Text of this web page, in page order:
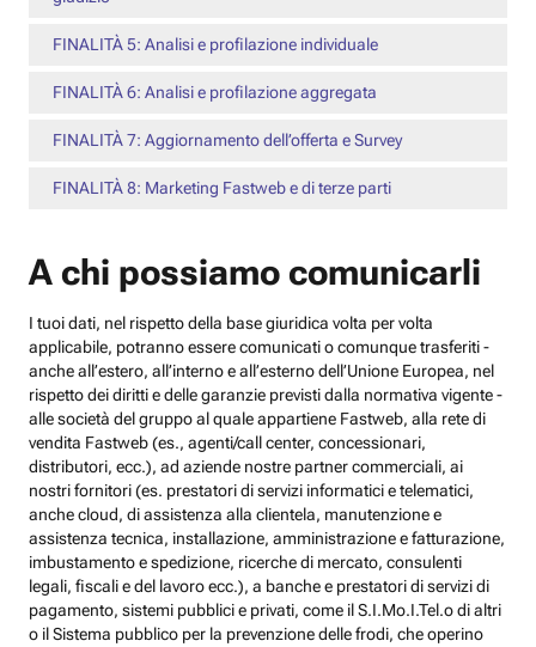
FINALITÀ 5: Analisi e profilazione individuale
FINALITÀ 6: Analisi e profilazione aggregata
FINALITÀ 7: Aggiornamento dell’offerta e Survey
FINALITÀ 8: Marketing Fastweb e di terze parti
A chi possiamo comunicarli
I tuoi dati, nel rispetto della base giuridica volta per volta
applicabile, potranno essere comunicati o comunque trasferiti -
anche all’estero, all’interno e all’esterno dell’Unione Europea, nel
rispetto dei diritti e delle garanzie previsti dalla normativa vigente -
alle società del gruppo al quale appartiene Fastweb, alla rete di
vendita Fastweb (es., agenti/call center, concessionari,
distributori, ecc.), ad aziende nostre partner commerciali, ai
nostri fornitori (es. prestatori di servizi informatici e telematici,
anche cloud, di assistenza alla clientela, manutenzione e
assistenza tecnica, installazione, amministrazione e fatturazione,
imbustamento e spedizione, ricerche di mercato, consulenti
legali, fiscali e del lavoro ecc.), a banche e prestatori di servizi di
pagamento, sistemi pubblici e privati, come il S.I.Mo.I.Tel.o di altri
o il Sistema pubblico per la prevenzione delle frodi, che operino